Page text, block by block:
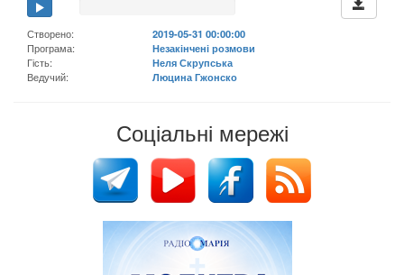
Створено:
2019-05-31 00:00:00
Програма:
Незакінчені розмови
Гість:
Неля Скрупська
Ведучий:
Люцина Гжонско
Соціальні мережі